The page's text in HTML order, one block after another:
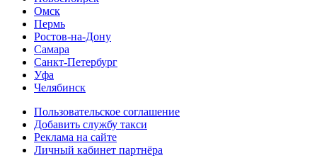
Омск
Пермь
Ростов-на-Дону
Самара
Санкт-Петербург
Уфа
Челябинск
Пользовательское соглашение
Добавить службу такси
Реклама на сайте
Личный кабинет партнёра